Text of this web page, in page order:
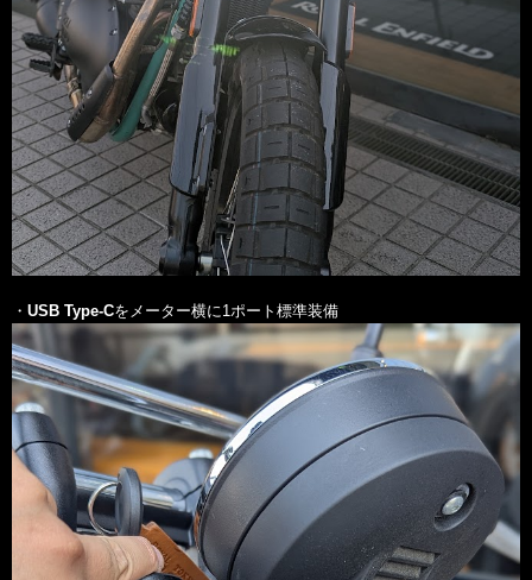
・ USB Type-Cをメーター横に1ポート標準装備